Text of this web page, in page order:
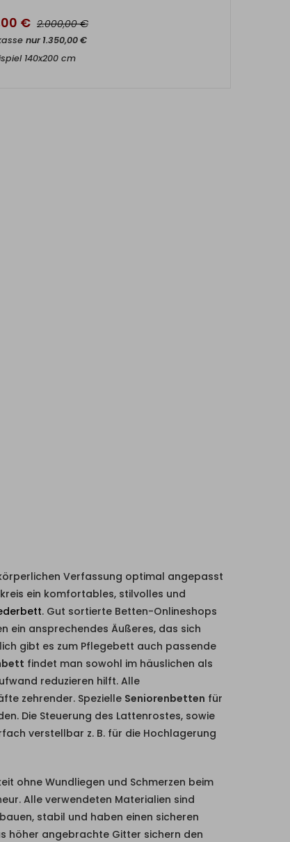
€ 2.000,00€
nur1.350,00€
140x200 cm
Verfassung optimal angepasst
ein komfortables, stilvolles und
. Gut sortierte Betten-Onlineshops
ein ansprechendes Äußeres, das sich
gibt es zum Pflegebett auch passende
findet man sowohl im häuslichen als
reduzieren hilft. Alle
zehrender. Spezielle Seniorenbetten für
Die Steuerung des Lattenrostes, sowie
verstellbar z. B. für die Hochlagerung
ohne Wundliegen und Schmerzen beim
Alle verwendeten Materialien sind
stabil und haben einen sicheren
höher angebrachte Gitter sichern den